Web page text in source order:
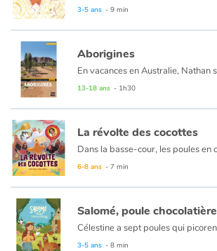
Qui l’aidera à le semer ?
3-5 ans - 9 min
Aborigines
13-18 ans - 1h30
La révolte des cocottes
6-8 ans - 7 min
Salomé, poule chocolatière
3-5 ans - 8 min